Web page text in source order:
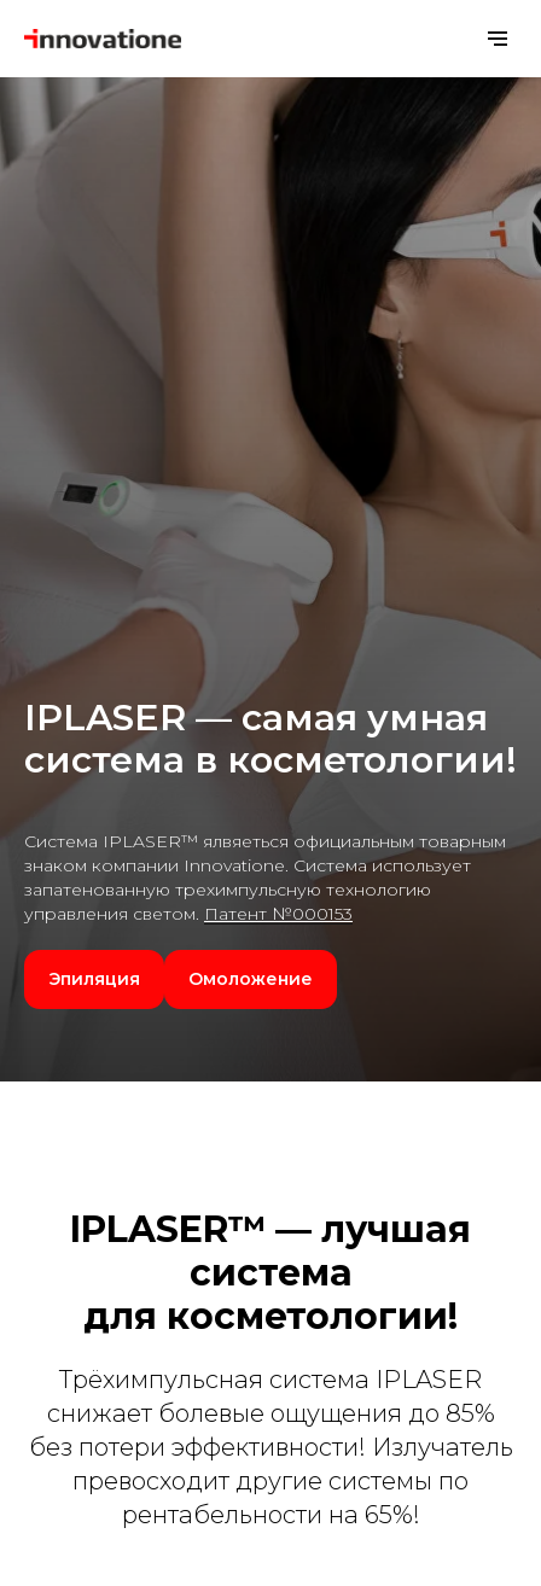
IPLASER — самая умная
система в косметологии!
Система IPLASER™ ялвяеться официальным товарным
знаком компании Innovatione. Система использует
запатенованную трехимпульсную технологию
управления светом. Патент №000153
Эпиляция Омоложение
IPLASER™ — лучшая
система
для косметологии!
Трёхимпульсная система IPLASER
снижает болевые ощущения до 85%
без потери эффективности! Излучатель
превосходит другие системы по
рентабельности на 65%!